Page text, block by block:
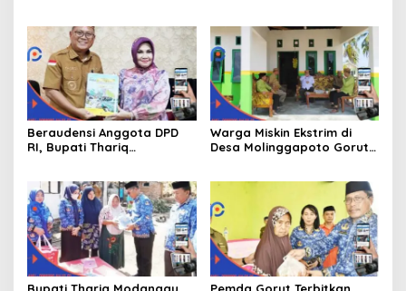
Beraudensi Anggota DPD
RI, Bupati Thariq
Warga Miskin Ekstrim di
Desa Molinggapoto Gorut